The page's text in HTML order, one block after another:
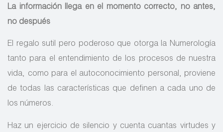
La información llega en el momento correcto, no antes,
no después
El regalo sutil pero poderoso que otorga la Numerología
tanto para el entendimiento de los procesos de nuestra
vida, como para el autoconocimiento personal, proviene
de todas las características que definen a cada uno de
los números.
Haz un ejercicio de silencio y cuenta cuantas virtudes y